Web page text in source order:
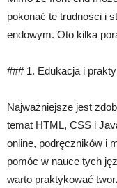
pokonać te trudności i
endowym. Oto kilka
### 1. Edukacja i
Najważniejsze jest
temat HTML, CSS i
online, podręczników i
pomóc w nauce tych
warto praktykować